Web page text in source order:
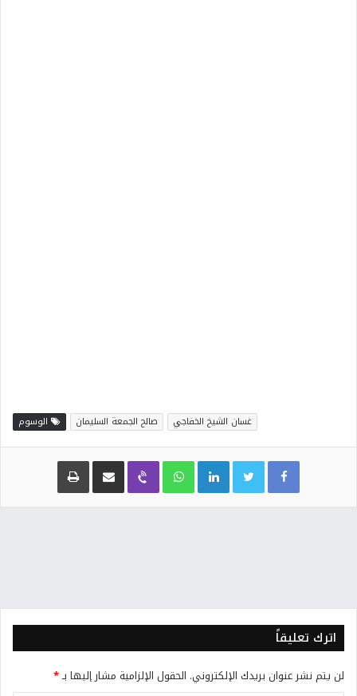
الوسوم صالح الجمعة السليمان غسان الشيخ الخفاجي
Facebook
Twitter
LinkedIn
WhatsApp
Viber مشاركة عبر البريد طباعة
اترك تعليقاً
لن يتم نشر عنوان بريدك الإلكتروني. الحقول الإلزامية مشار إليها بـ*